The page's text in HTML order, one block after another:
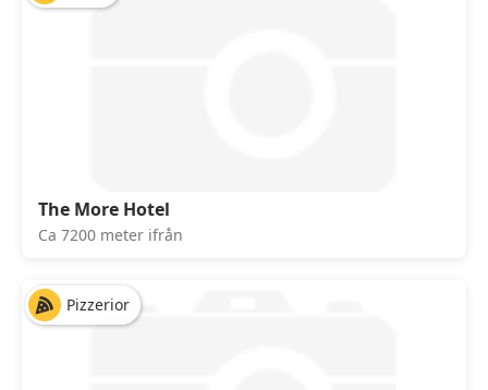
The More Hotel
Ca 7200 meter ifrån
Pizzerior